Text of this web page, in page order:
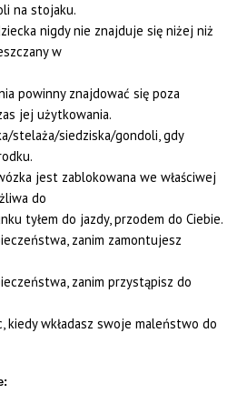
na stojaku.
nigdy nie znajduje się niżej niż
w
powinny znajdować się poza
jej użytkowania.
stelaża/siedziska/gondoli, gdy
jest zablokowana we właściwej
do
tyłem do jazdy, przodem do Ciebie.
zanim zamontujesz
zanim przystąpisz do
kiedy wkładasz swoje maleństwo do